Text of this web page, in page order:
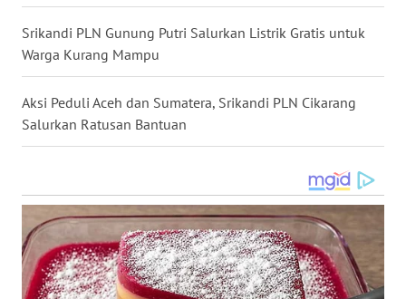
Srikandi PLN Gunung Putri Salurkan Listrik Gratis untuk
Warga Kurang Mampu
Aksi Peduli Aceh dan Sumatera, Srikandi PLN Cikarang
Salurkan Ratusan Bantuan
WN
WN
WN
TANJUNG
LESUNG
WN